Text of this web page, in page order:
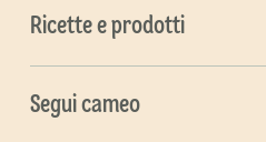
Ricette e prodotti
Segui cameo